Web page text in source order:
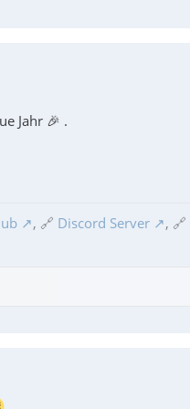
Jahr 🎉 .
, 🔗 Discord Server , 🔗